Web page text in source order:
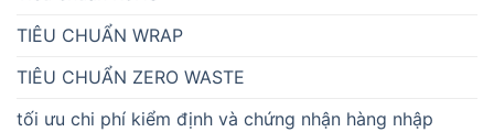
TIÊU CHUẨN WRAP
TIÊU CHUẨN ZERO WASTE
tối ưu chi phí kiểm định và chứng nhận hàng nhập